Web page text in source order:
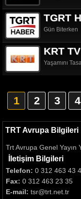
TGRT
Gün Biterken
KRT TV
Yaşamını
1 2 3 4
TRT Avrupa Bilgileri
Trt Avrupa Genel Yayın
İletişim Bilgileri
Telefon: 0 312 463 43
Fax: 0 312 463 23 35
E-mail: tsr@trt.net.tr